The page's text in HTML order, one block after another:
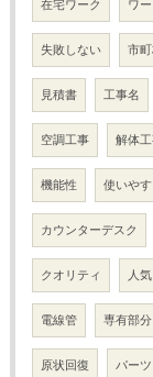
在宅ワーク ワ
失敗しない 市
見積書 工事名
空調工事 解体
機能性 使いやす
カウンターデスク
クオリティ 人気
電線管 専有部分
原状回復 パーツ